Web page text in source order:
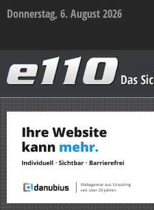
Donnerstag, 6. August 2026
–
Das
Sicherheitsportal
Zum
Inhalt
springen